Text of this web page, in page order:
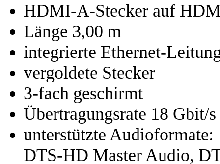
HDMI-A-Stecker auf
Länge 3,00 m
integrierte Ethernet-
vergoldete Stecker
3-fach geschirmt
Übertragungsrate 18 Gbit/s
unterstützte Audioformate:
DTS-HD Master Audio,